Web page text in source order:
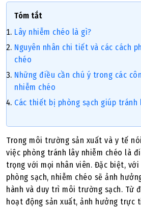
Tóm tắt
Lây nhiễm chéo là gì?
Nguyên nhân chi tiết và các cách
chéo
Những điều cần chú ý trong các
nhiễm chéo
Các thiết bị phòng sạch giúp tránh
Trong môi trường sản xuất và y tế
việc phòng tránh lây nhiễm chéo là
trọng với mọi nhân viên. Đặc biệt,
phòng sạch, nhiễm chéo sẽ ảnh
hành và duy trì môi trường sạch. Từ
hoạt động sản xuất, ảnh hưởng trực